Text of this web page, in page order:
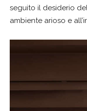
seguito il desiderio
ambiente arioso e